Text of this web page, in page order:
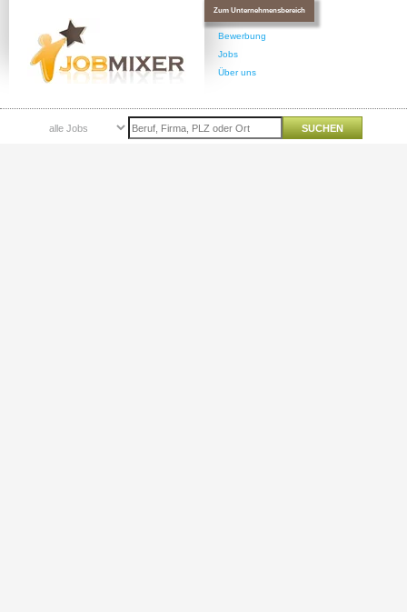
Zum Unternehmensbereich
Bewerbung
Jobs
Über uns